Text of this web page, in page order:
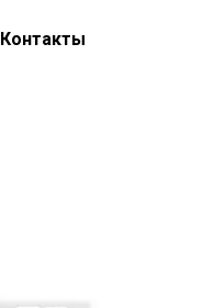
Контакты